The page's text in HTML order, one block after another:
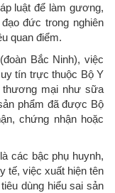
luật để làm gương,
đức trong nghiên
quan điểm.
Bắc Ninh), việc
tín trực thuộc Bộ Y
thương mại như sữa
phẩm đã được Bộ
chứng nhận hoặc
các bậc phụ huynh,
tế, việc xuất hiện tên
dùng hiểu sai sản